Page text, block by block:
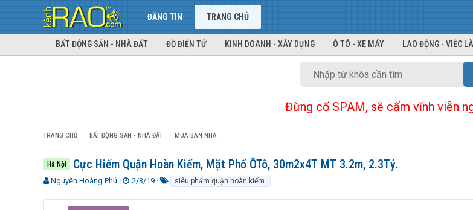
ĐĂNG TIN TRANG CHỦ
BẤT ĐỘNG SẢN - NHÀ ĐẤT ĐỒ ĐIỆN TỬ KINH DOANH - XÂY DỰNG Ô TÔ - XE MÁY LAO ĐỘNG - VIỆC
Đừng cố SPAM, sẽ cấm vĩnh viễn
TRANG CHỦ BẤT ĐỘNG SẢN - NHÀ ĐẤT MUA BÁN NHÀ
Hà Nội Cực Hiếm Quận Hoàn Kiếm, Mặt Phố ÔTô, 30m2x4T MT 3.2m, 2.3Tỷ.
T
r
Nguyễn Hoàng Phú
N
à
2/3/19
k
siêu phẩm quận hoàn kiếm.